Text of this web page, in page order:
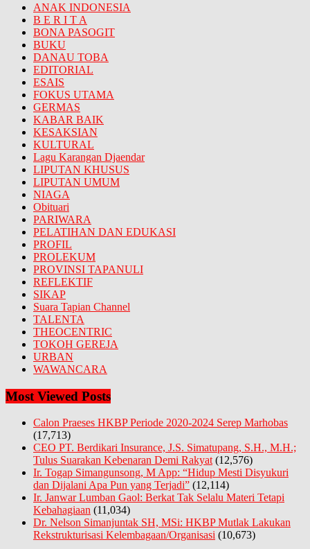
ANAK INDONESIA
B E R I T A
BONA PASOGIT
BUKU
DANAU TOBA
EDITORIAL
ESAIS
FOKUS UTAMA
GERMAS
KABAR BAIK
KESAKSIAN
KULTURAL
Lagu Karangan Djaendar
LIPUTAN KHUSUS
LIPUTAN UMUM
NIAGA
Obituari
PARIWARA
PELATIHAN DAN EDUKASI
PROFIL
PROLEKUM
PROVINSI TAPANULI
REFLEKTIF
SIKAP
Suara Tapian Channel
TALENTA
THEOCENTRIC
TOKOH GEREJA
URBAN
WAWANCARA
Most Viewed Posts
Calon Praeses HKBP Periode 2020-2024 Serep Marhobas
(17,713)
CEO PT. Berdikari Insurance, J.S. Simatupang, S.H., M.H.;
Tulus Suarakan Kebenaran Demi Rakyat (12,576)
Ir. Togap Simangunsong, M App: “Hidup Mesti Disyukuri
dan Dijalani Apa Pun yang Terjadi” (12,114)
Ir. Janwar Lumban Gaol: Berkat Tak Selalu Materi Tetapi
Kebahagiaan (11,034)
Dr. Nelson Simanjuntak SH, MSi: HKBP Mutlak Lakukan
Rekstrukturisasi Kelembagaan/Organisasi (10,673)